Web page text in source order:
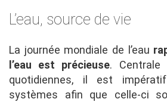
L’eau, source de vie
La journée mondiale de l’eau
l’eau est précieuse. Centrale
quotidiennes, il est
systèmes afin que celle-ci